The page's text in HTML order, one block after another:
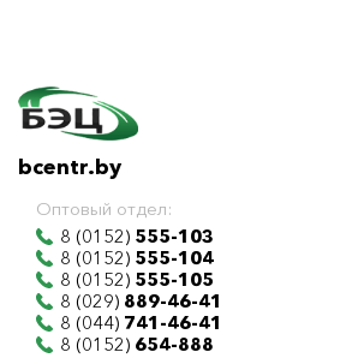
bcentr.by
Оптовый отдел:
8 (0152) 555-103
8 (0152) 555-104
8 (0152) 555-105
8 (029) 889-46-41
8 (044) 741-46-41
8 (0152) 654-888